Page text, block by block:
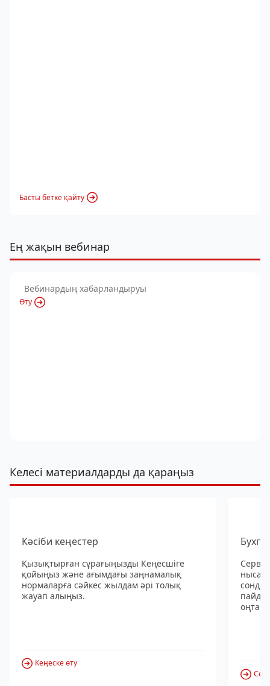
Басты бетке қайту
Ең жақын вебинар
Вебинардың хабарландыруы
Өту
Келесі материалдарды да қараңыз
Кәсіби кеңестер
Қызықтырған сұрағыңызды Кеңесшіге
қойыңыз және ағымдағы заңнамалық
нормаларға сәйкес жылдам әрі толық
жауап алыңыз.
Кеңеске өту